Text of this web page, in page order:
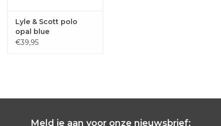
Lyle & Scott polo
opal blue
€39,95
Meld je aan voor onze nieuwsbrief: